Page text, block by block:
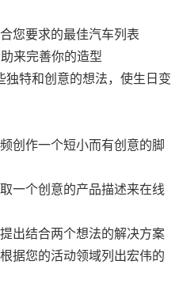
您要求的最佳汽车列表
来完善你的造型
特和创意的想法，使生日变
创作一个短小而有创意的脚
一个创意的产品描述来在线
出结合两个想法的解决方案
据您的活动领域列出宏伟的